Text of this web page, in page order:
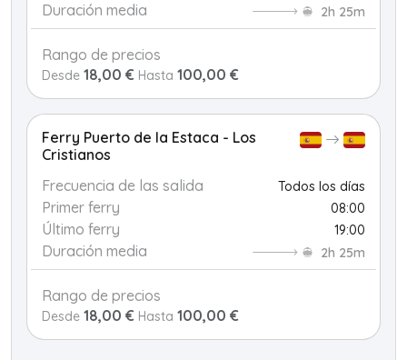
Duración media 2h 25m
Rango de precios
Desde 18,00 € Hasta 100,00 €
Ferry Puerto de la Estaca - Los
Cristianos
Frecuencia de las salida
Todos los días
Primer ferry 08:00
Último ferry 19:00
Duración media 2h 25m
Rango de precios
Desde 18,00 € Hasta 100,00 €